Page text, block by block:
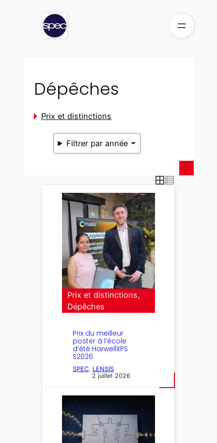
Dépêches
Prix et distinctions
Filtrer par année
Prix et distinctions
Dépêches
Prix du meilleur
poster à l’école
d’été HarwellXPS
S2026
SPEC, LENSIS
2 juillet 2026